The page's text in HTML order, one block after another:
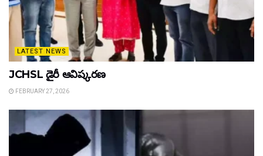
LATEST NEWS
JCHSL డైరీ ఆవిష్కరణ
FEBRUARY 27, 2026